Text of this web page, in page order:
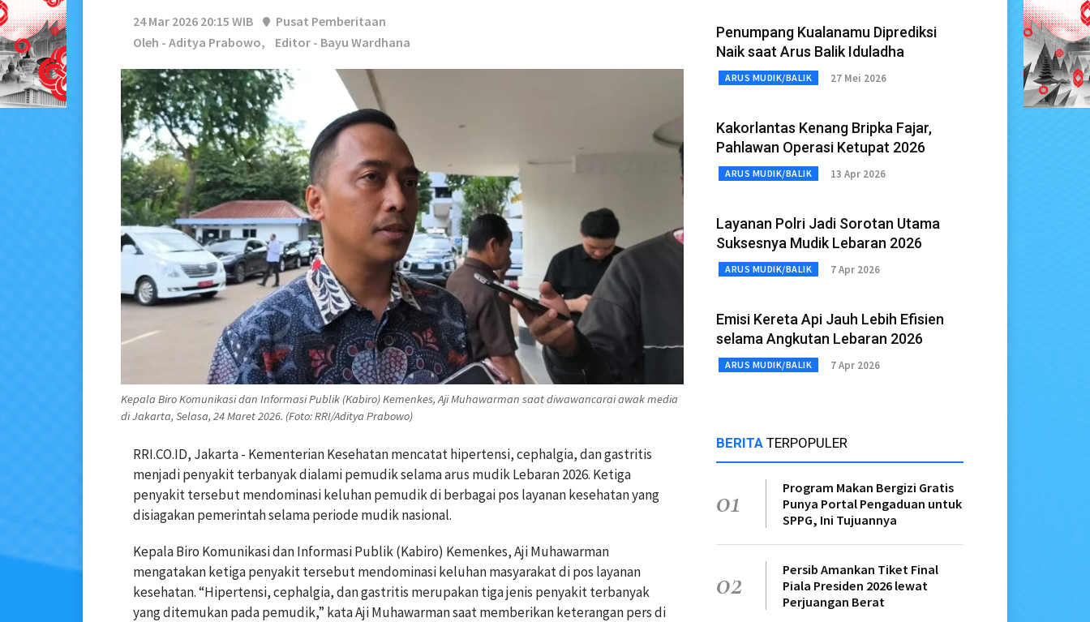
24 Mar 2026 20:15 WIB
Pusat Pemberitaan
Oleh - Aditya Prabowo,
Editor - Bayu Wardhana
Kepala Biro Komunikasi dan Informasi Publik (Kabiro) Kemenkes, Aji Muhawarman saat diwawancarai awak media
di Jakarta, Selasa, 24 Maret 2026. (Foto: RRI/Aditya Prabowo)
RRI.CO.ID, Jakarta - Kementerian Kesehatan mencatat hipertensi, cephalgia, dan gastritis
menjadi penyakit terbanyak dialami pemudik selama arus mudik Lebaran 2026. Ketiga
penyakit tersebut mendominasi keluhan pemudik di berbagai pos layanan kesehatan yang
disiagakan pemerintah selama periode mudik nasional.
Kepala Biro Komunikasi dan Informasi Publik (Kabiro) Kemenkes, Aji Muhawarman
mengatakan ketiga penyakit tersebut mendominasi keluhan masyarakat di pos layanan
kesehatan. “Hipertensi, cephalgia, dan gastritis merupakan tiga jenis penyakit terbanyak
yang ditemukan pada pemudik,” kata Aji Muhawarman saat memberikan keterangan pers di
Penumpang Kualanamu Diprediksi
Naik saat Arus Balik Iduladha
ARUS MUDIK/BALIK 27 Mei 2026
Kakorlantas Kenang Bripka Fajar,
Pahlawan Operasi Ketupat 2026
ARUS MUDIK/BALIK 13 Apr 2026
Layanan Polri Jadi Sorotan Utama
Suksesnya Mudik Lebaran 2026
ARUS MUDIK/BALIK 7 Apr 2026
Emisi Kereta Api Jauh Lebih Efisien
selama Angkutan Lebaran 2026
ARUS MUDIK/BALIK 7 Apr 2026
BERITA TERPOPULER
01
Program Makan Bergizi Gratis
Punya Portal Pengaduan untuk
SPPG, Ini Tujuannya
02
Persib Amankan Tiket Final
Piala Presiden 2026 lewat
Perjuangan Berat